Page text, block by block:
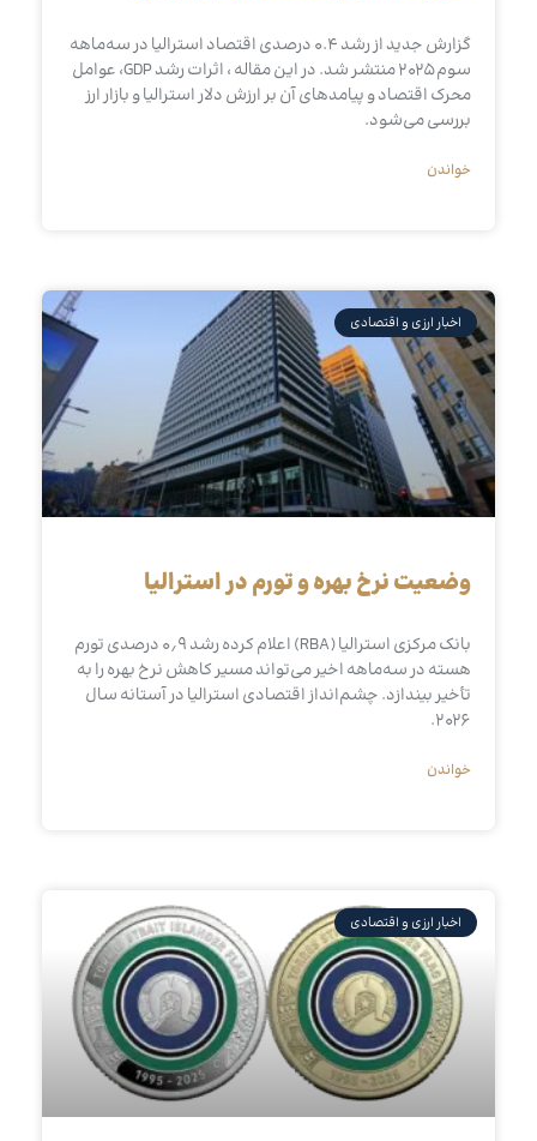
گزارش جدید از رشد ۰.۴ درصدی اقتصاد استرالیا در سه‌ماهه
سوم ۲۰۲۵ منتشر شد. در این مقاله ، اثرات رشد GDP، عوامل
محرک اقتصاد و پیامدهای آن بر ارزش دلار استرالیا و بازار ارز
بررسی می‌شود.
خواندن
اخبار ارزی و اقتصادی
وضعیت نرخ بهره و تورم در استرالیا
بانک مرکزی استرالیا (RBA) اعلام کرده رشد ۰٫۹ درصدی تورم
هسته در سه‌ماهه اخیر می‌تواند مسیر کاهش نرخ بهره را به
تأخیر بیندازد. چشم‌انداز اقتصادی استرالیا در آستانه سال
۲۰۲۶.
خواندن
اخبار ارزی و اقتصادی